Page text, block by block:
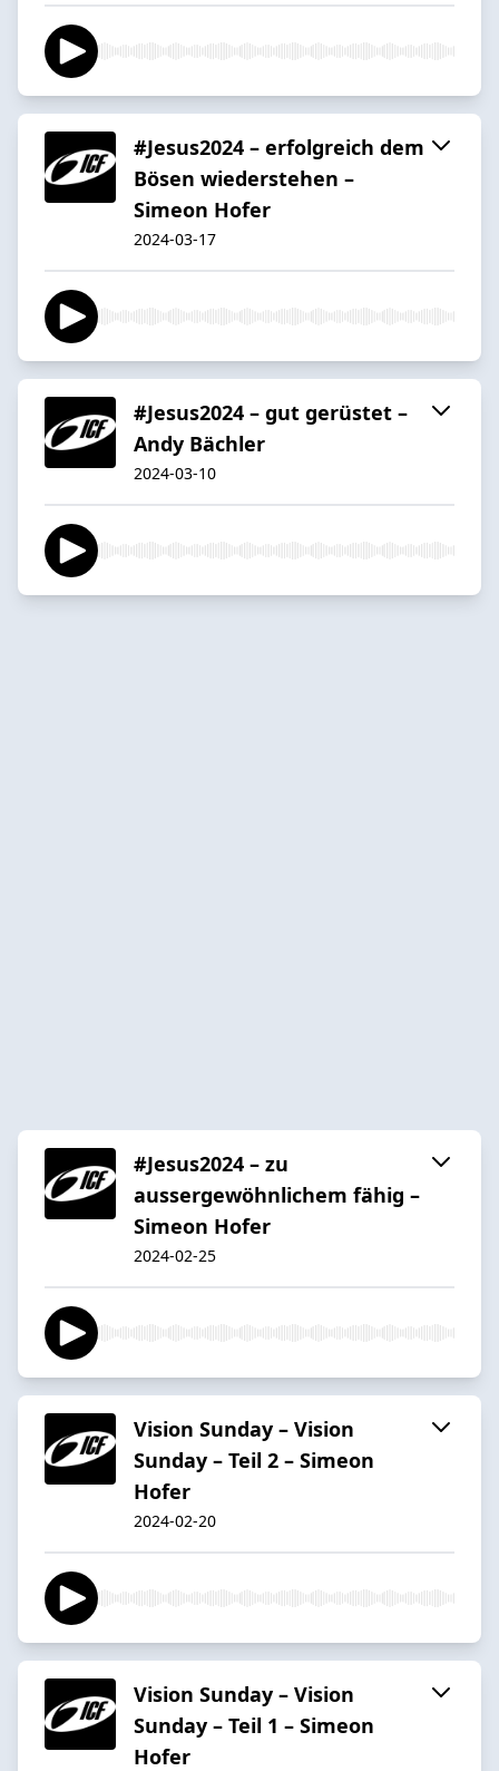
#Jesus2024 – erfolgreich dem
Bösen wiederstehen –
Simeon Hofer
2024-03-17
#Jesus2024 – gut gerüstet –
Andy Bächler
2024-03-10
#Jesus2024 – zu
aussergewöhnlichem fähig –
Simeon Hofer
2024-02-25
Vision Sunday – Vision
Sunday – Teil 2 – Simeon
Hofer
2024-02-20
Vision Sunday – Vision
Sunday – Teil 1 – Simeon
Hofer